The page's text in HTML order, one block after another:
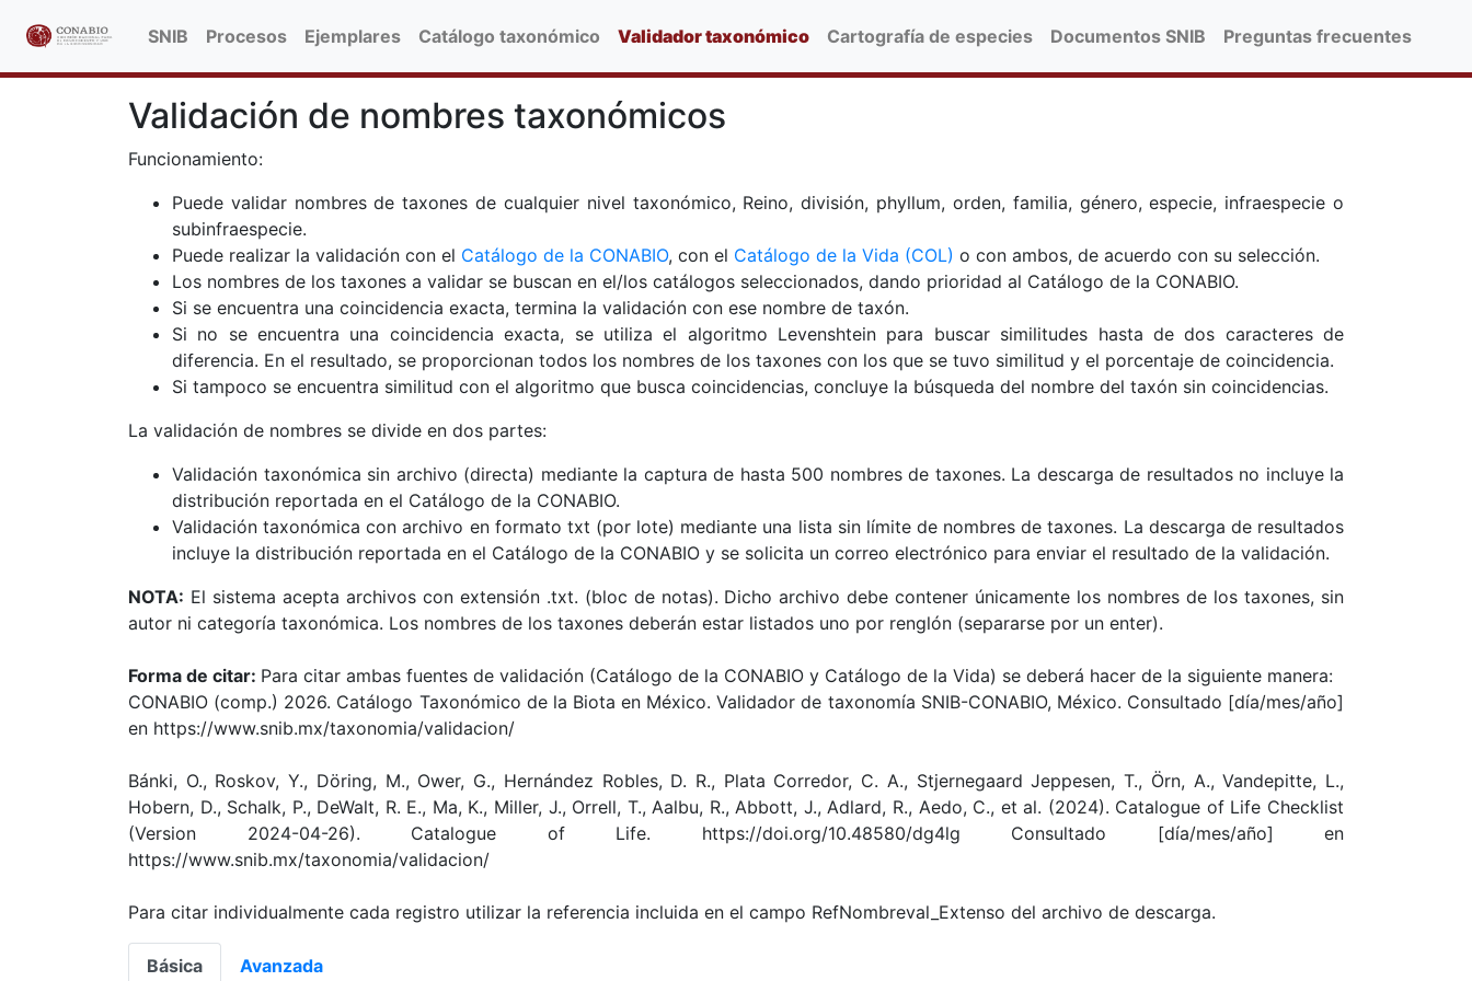
SNIB Procesos Ejemplares Catálogo taxonómico Validador taxonómico Cartografía de especies Documentos SNIB Preguntas frecuentes
Validación de nombres taxonómicos
Funcionamiento:
Puede validar nombres de taxones de cualquier nivel taxonómico, Reino, división, phyllum, orden, familia, género, especie, infraespecie o
subinfraespecie.
Puede realizar la validación con el Catálogo de la CONABIO, con el Catálogo de la Vida (COL) o con ambos, de acuerdo con su selección.
Los nombres de los taxones a validar se buscan en el/los catálogos seleccionados, dando prioridad al Catálogo de la CONABIO.
Si se encuentra una coincidencia exacta, termina la validación con ese nombre de taxón.
Si no se encuentra una coincidencia exacta, se utiliza el algoritmo Levenshtein para buscar similitudes hasta de dos caracteres de
diferencia. En el resultado, se proporcionan todos los nombres de los taxones con los que se tuvo similitud y el porcentaje de coincidencia.
Si tampoco se encuentra similitud con el algoritmo que busca coincidencias, concluye la búsqueda del nombre del taxón sin coincidencias.
La validación de nombres se divide en dos partes:
Validación taxonómica sin archivo (directa) mediante la captura de hasta 500 nombres de taxones. La descarga de resultados no incluye la
distribución reportada en el Catálogo de la CONABIO.
Validación taxonómica con archivo en formato txt (por lote) mediante una lista sin límite de nombres de taxones. La descarga de resultados
incluye la distribución reportada en el Catálogo de la CONABIO y se solicita un correo electrónico para enviar el resultado de la validación.
NOTA: El sistema acepta archivos con extensión .txt. (bloc de notas). Dicho archivo debe contener únicamente los nombres de los taxones, sin
autor ni categoría taxonómica. Los nombres de los taxones deberán estar listados uno por renglón (separarse por un enter).
Forma de citar: Para citar ambas fuentes de validación (Catálogo de la CONABIO y Catálogo de la Vida) se deberá hacer de la siguiente manera:
CONABIO (comp.) 2026. Catálogo Taxonómico de la Biota en México. Validador de taxonomía SNIB-CONABIO, México. Consultado [día/mes/año]
en https://www.snib.mx/taxonomia/validacion/
Bánki, O., Roskov, Y., Döring, M., Ower, G., Hernández Robles, D. R., Plata Corredor, C. A., Stjernegaard Jeppesen, T., Örn, A., Vandepitte, L.,
Hobern, D., Schalk, P., DeWalt, R. E., Ma, K., Miller, J., Orrell, T., Aalbu, R., Abbott, J., Adlard, R., Aedo, C., et al. (2024). Catalogue of Life Checklist
(Version 2024-04-26). Catalogue of Life. https://doi.org/10.48580/dg4lg Consultado [día/mes/año] en
https://www.snib.mx/taxonomia/validacion/
Para citar individualmente cada registro utilizar la referencia incluida en el campo RefNombreval_Extenso del archivo de descarga.
Básica Avanzada